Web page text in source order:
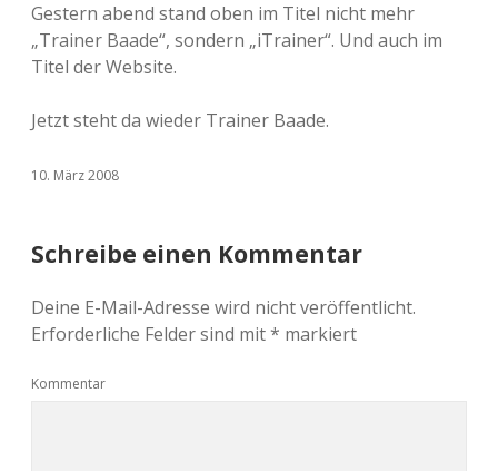
Gestern abend stand oben im Titel nicht mehr
„Trainer Baade“, sondern „iTrainer“. Und auch im
Titel der Website.
Jetzt steht da wieder Trainer Baade.
10. März 2008
Schreibe einen Kommentar
Deine E-Mail-Adresse wird nicht veröffentlicht.
Erforderliche Felder sind mit* markiert
Kommentar